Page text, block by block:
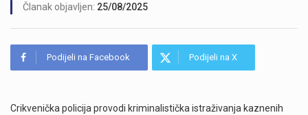
Članak objavljen: 25/08/2025
Podijeli na Facebook Podijeli na X
Crikvenička policija provodi kriminalistička istraživanja kaznenih